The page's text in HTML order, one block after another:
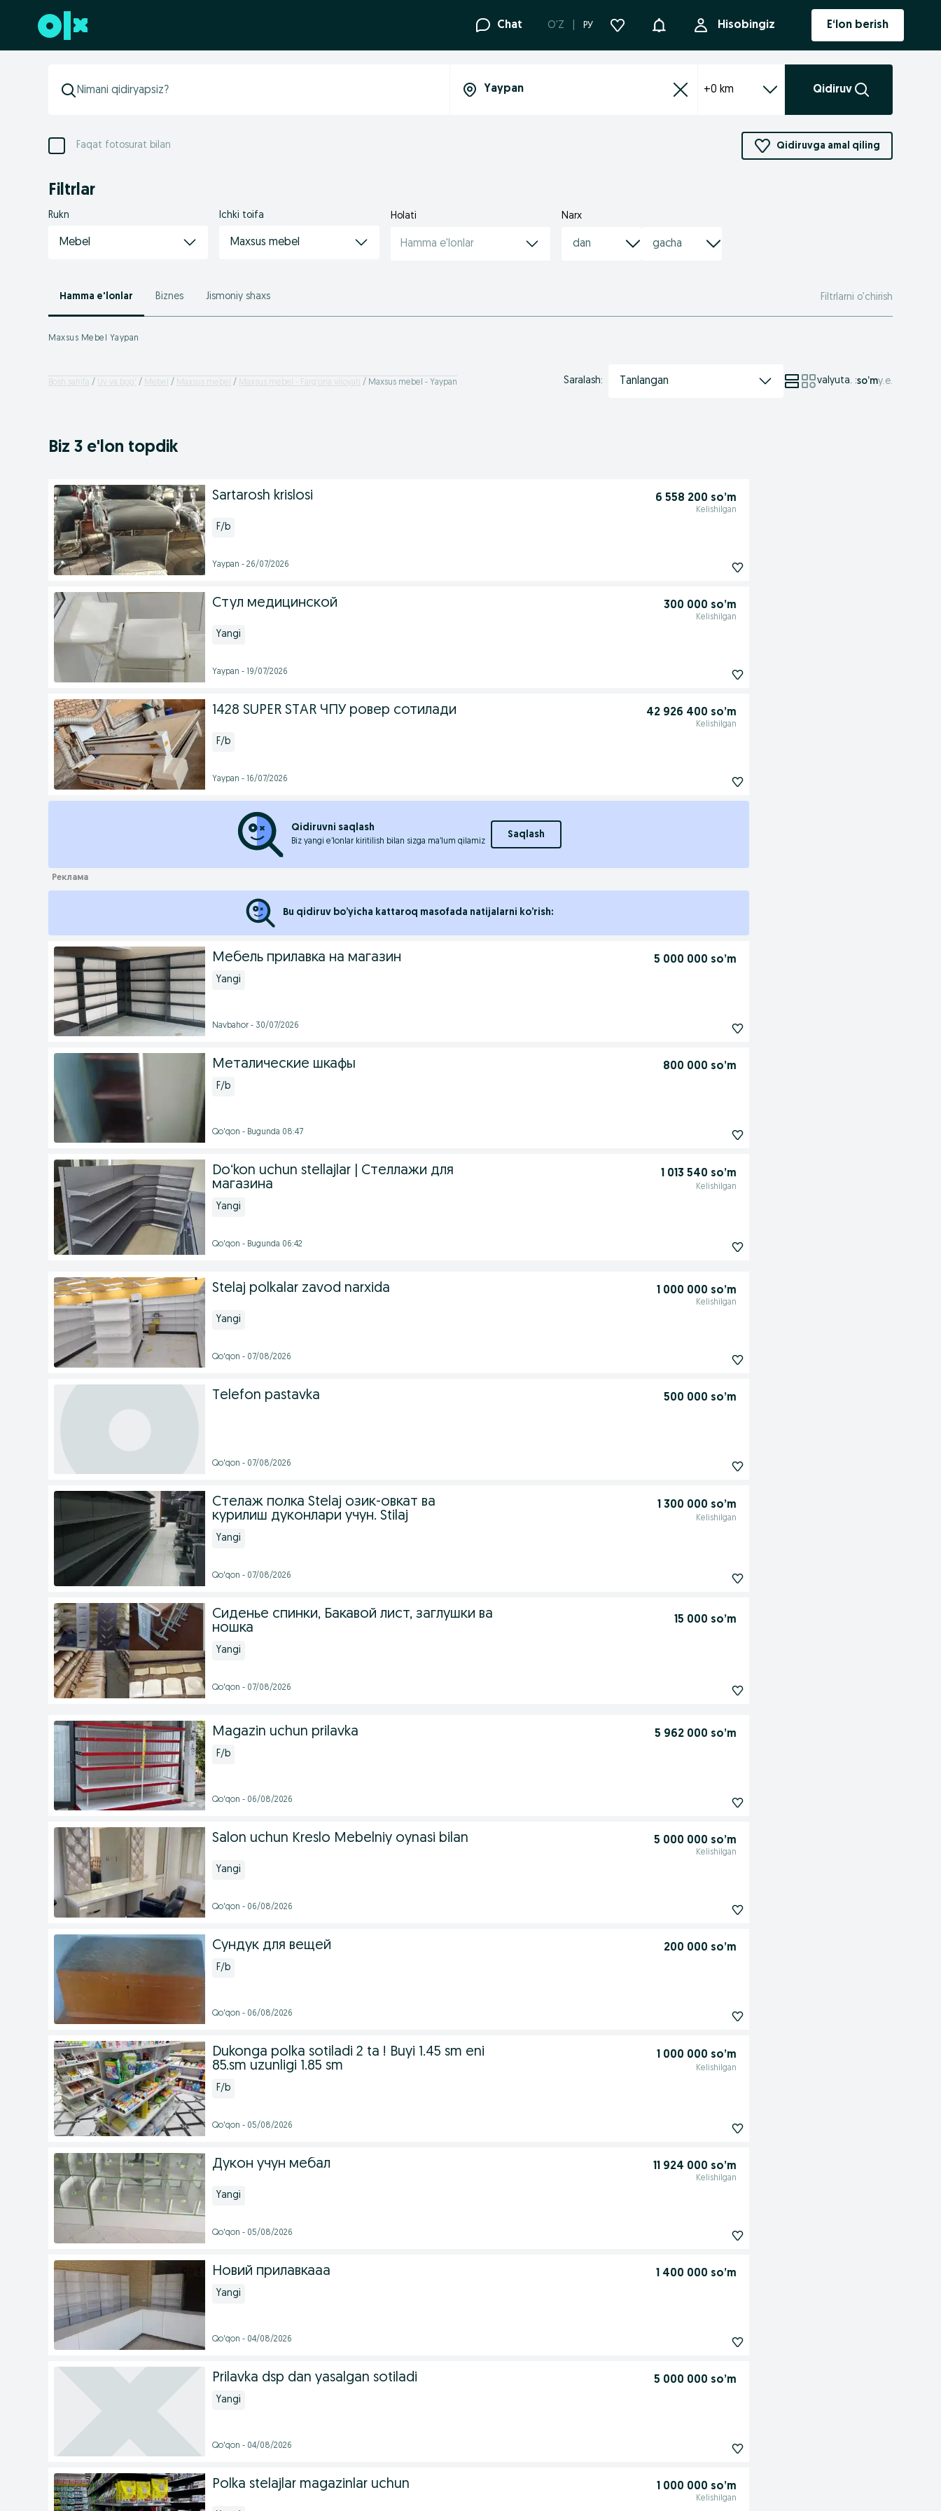
Futerga oʻtish Chat O'Z РУ Bildirishnoma Hisobingiz E‘lon berish
+0 km Qidiruv
Faqat fotosurat bilan Qidiruvga amal qiling
Filtrlar
Rukn
Mebel
Ichki toifa
Maxsus mebel
Holati
Hamma e'lonlar
Narx
Hamma e'lonlar Biznes Jismoniy shaxs Filtrlarni o’chirish
Maxsus Mebel Yaypan
Bosh sahifa Uy va bog' Mebel Maxsus mebel Maxsus mebel - Farg‘ona viloyati Maxsus mebel - Yaypan Saralash: Tanlangan valyuta. :so’mу.е.
Biz 3 e'lon topdik
Sartarosh krislosi 6 558 200 so’m
Kelishilgan
F/b
Yaypan - 26/07/2026
Стул медицинской 300 000 so’m
Kelishilgan
Yangi
Yaypan - 19/07/2026
1428 SUPER STAR ЧПУ ровер сотилади 42 926 400 so’m
Kelishilgan
F/b
Yaypan - 16/07/2026
Qidiruvni saqlash
Biz yangi e’lonlar kiritilish bilan sizga ma’lum qilamiz
Saqlash
Bu qidiruv bo’yicha kattaroq masofada natijalarni ko’rish:
Мебель прилавка на магазин 5 000 000 so’m
Yangi
Navbahor - 30/07/2026
Металические шкафы 800 000 so’m
F/b
Qo'qon - Bugunda 08:47
Doʻkon uchun stellajlar | Стеллажи для
магазина
1 013 540 so’m
Kelishilgan
Yangi
Qo'qon - Bugunda 06:42
Stelaj polkalar zavod narxida 1 000 000 so’m
Kelishilgan
Yangi
Qo'qon - 07/08/2026
Telefon pastavka 500 000 so’m
Qo'qon - 07/08/2026
Стелаж полка Stelaj озик-овкат ва
курилиш дуконлари учун. Stilaj
1 300 000 so’m
Kelishilgan
Yangi
Qo'qon - 07/08/2026
Сиденье спинки, Бакавой лист, заглушки ва
ношка
15 000 so’m
Yangi
Qo'qon - 07/08/2026
Magazin uchun prilavka 5 962 000 so’m
F/b
Qo'qon - 06/08/2026
Salon uchun Kreslo Mebelniy oynasi bilan 5 000 000 so’m
Kelishilgan
Yangi
Qo'qon - 06/08/2026
Сундук для вещей 200 000 so’m
F/b
Qo'qon - 06/08/2026
Dukonga polka sotiladi 2 ta ! Buyi 1.45 sm eni
85.sm uzunligi 1.85 sm
1 000 000 so’m
Kelishilgan
F/b
Qo'qon - 05/08/2026
Дукон учун мебал 11 924 000 so’m
Kelishilgan
Yangi
Qo'qon - 05/08/2026
Новий прилавкааа 1 400 000 so’m
Yangi
Qo'qon - 04/08/2026
Prilavka dsp dan yasalgan sotiladi 5 000 000 so’m
Yangi
Qo'qon - 04/08/2026
Polka stelajlar magazinlar uchun 1 000 000 so’m
Kelishilgan